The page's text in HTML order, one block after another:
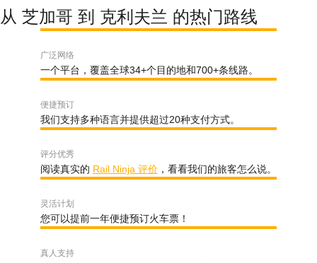
从 芝加哥 到 克利夫兰 的热门路线
广泛网络
一个平台，覆盖全球34+个目的地和700+条线路。
便捷预订
我们支持多种语言并提供超过20种支付方式。
评分优秀
阅读真实的 Rail Ninja 评价 ，看看我们的旅客怎么说。
灵活计划
您可以提前一年便捷预订火车票！
真人支持